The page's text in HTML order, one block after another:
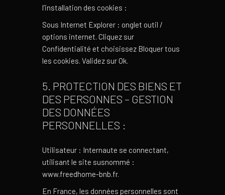
l’installation des cookies :
Sous Internet Explorer : onglet outil /
options internet. Cliquez sur
Confidentialité et choisissez Bloquer tous
les cookies. Validez sur Ok.
5. PROTECTION DES BIENS ET
DES PERSONNES – GESTION
DES DONNÉES
PERSONNELLES :
Utilisateur : Internaute se connectant,
utilisant le site susnommé :
www.freedhome-bnb.fr.
En France, les données personnelles sont